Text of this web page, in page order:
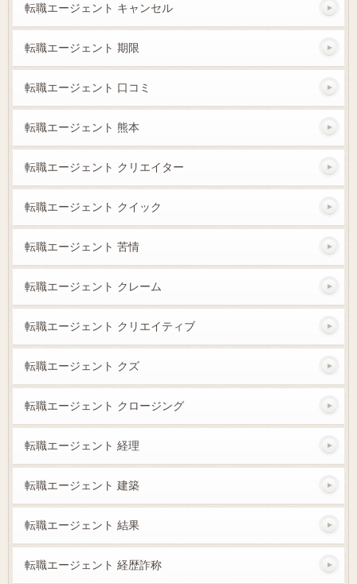
転職エージェント キャンセル
転職エージェント 期限
転職エージェント 口コミ
転職エージェント 熊本
転職エージェント クリエイター
転職エージェント クイック
転職エージェント 苦情
転職エージェント クレーム
転職エージェント クリエイティブ
転職エージェント クズ
転職エージェント クロージング
転職エージェント 経理
転職エージェント 建築
転職エージェント 結果
転職エージェント 経歴詐称